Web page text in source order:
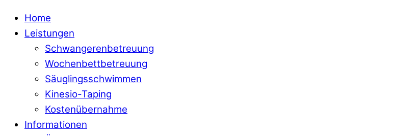
Home
Leistungen
Schwangerenbetreuung
Wochenbettbetreuung
Säuglingsschwimmen
Kinesio-Taping
Kostenübernahme
Informationen